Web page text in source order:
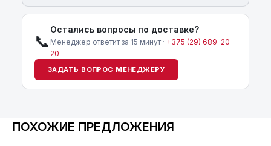
📞
Остались вопросы по доставке?
Менеджер ответит за 15 минут · +375 (29) 689-20-
20
ЗАДАТЬ ВОПРОС МЕНЕДЖЕРУ
ПОХОЖИЕ ПРЕДЛОЖЕНИЯ